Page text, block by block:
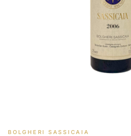
BOLGHERI SASSICAIA